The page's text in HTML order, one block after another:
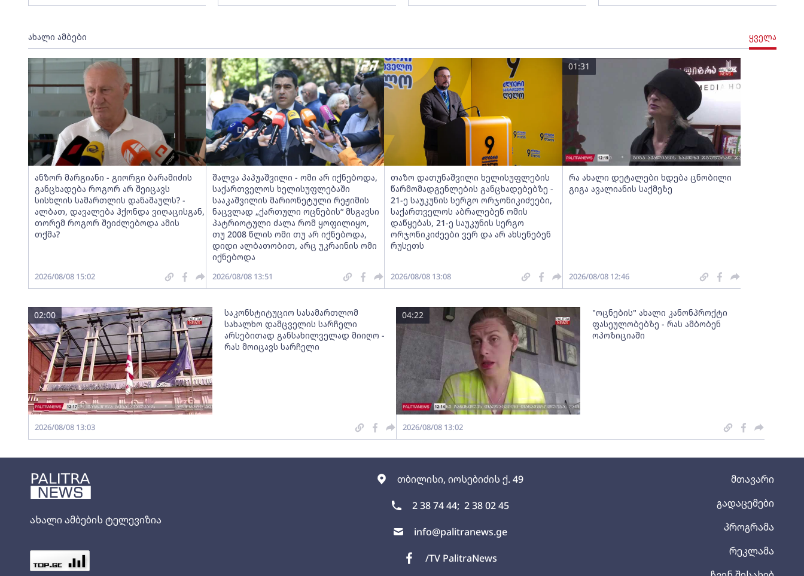
ახალი ამბების ტელევიზია
თბილისი, იოსებიძის ქ. 49
2 38 74 44; 2 38 02 45
info@palitranews.ge
/TV PalitraNews
მთავარი
გადაცემები
პროგრამა
რეკლამა
ახალი ამბები ყველა
ანზორ მარგიანი - გიორგი ბარამიძის
განცხადება როგორ არ შეიცავს
სისხლის სამართლის დანაშაულს? -
ალბათ, დავალება ჰქონდა ვიღაცისგან,
თორემ როგორ შეიძლებოდა ამის
თქმა?
2026/08/08 15:02
შალვა პაპუაშვილი - ომი არ იქნებოდა,
საქართველოს ხელისუფლებაში
სააკაშვილის მარიონეტული რეჟიმის
ნაცვლად „ქართული ოცნების“ მსგავსი
პატრიოტული ძალა რომ ყოფილიყო,
თუ 2008 წლის ომი თუ არ იქნებოდა,
დიდი ალბათობით, არც უკრაინის ომი
იქნებოდა
2026/08/08 13:51
თაზო დათუნაშვილი ხელისუფლების
წარმომადგენლების განცხადებებზე -
21-ე საუკუნის სერგო ორჯონიკიძეები,
საქართველოს აბრალებენ ომის
დაწყებას, 21-ე საუკუნის სერგო
ორჯონიკიძეები ვერ და არ ახსენებენ
რუსეთს
2026/08/08 13:08
რა ახალი დეტალები ხდება ცნობილი
გიგა ავალიანის საქმეზე
01:31
2026/08/08 12:46
საკონსტიტუციო სასამართლომ
სახალხო დამცველის სარჩელი
არსებითად განსახილველად მიიღო -
რას მოიცავს სარჩელი
02:00
2026/08/08 13:03
"ოცნების" ახალი კანონპროქტი
ფასეულობებზე - რას ამბობენ
ოპოზიციაში
04:22
2026/08/08 13:02